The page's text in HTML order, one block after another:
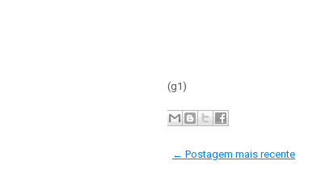
(g1)
← Postagem mais recente